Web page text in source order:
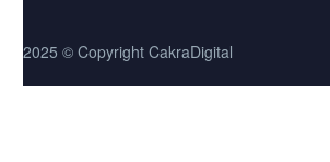
2025 © Copyright CakraDigital